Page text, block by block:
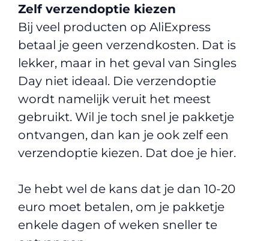
Zelf verzendoptie kiezen
Bij veel producten op AliExpress
betaal je geen verzendkosten. Dat is
lekker, maar in het geval van Singles
Day niet ideaal. Die verzendoptie
wordt namelijk veruit het meest
gebruikt. Wil je toch snel je pakketje
ontvangen, dan kan je ook zelf een
verzendoptie kiezen. Dat doe je hier.
Je hebt wel de kans dat je dan 10-20
euro moet betalen, om je pakketje
enkele dagen of weken sneller te